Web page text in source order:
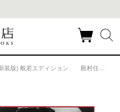
般若エディション 殿村任香の商品詳細